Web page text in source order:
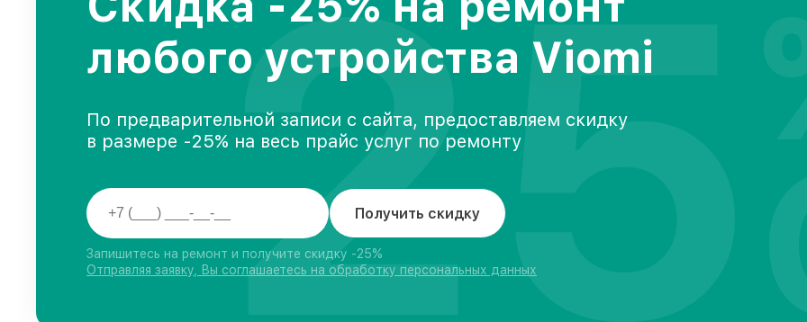
любого устройства Viomi
По предварительной записи с сайта, предоставляем скидку
в размере -25% на весь прайс услуг по ремонту
Получить скидку
Запишитесь на ремонт и получите скидку -25%
Отправляя заявку, Вы соглашаетесь на обработку персональных данных